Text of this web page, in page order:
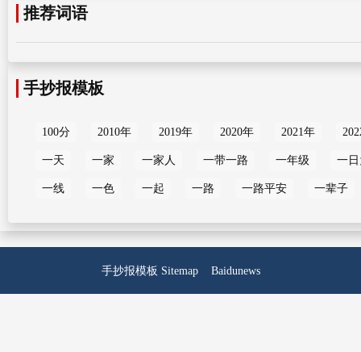
推荐词语
手抄报模板
100分 2010年 2019年 2020年 2021年
一天 一家 一家人 一带一路 一年级 一
一线 一色 一起 一路 一路平安 一辈子
手抄报模板 Sitemap Baidunews